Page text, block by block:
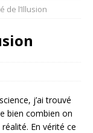
de l’Illusion
j’ai trouvé
bien combien on
En vérité ce